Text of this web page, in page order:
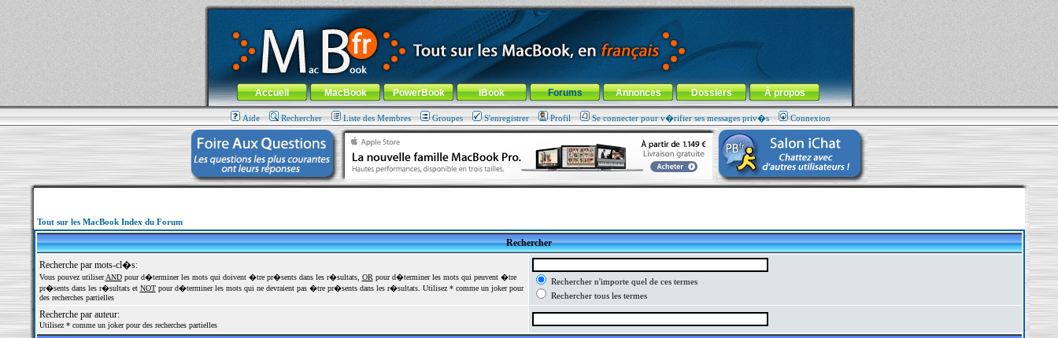
MacBook-fr.com : 100% Apple... 100% nomade !
Aller au contenu-Aller au menu général-Aller au menu de la rubrique
Menu général
Accueil MacBook PowerBook iBook Forums Annonces Dossiers À propos
Aide Rechercher Liste des Membres Groupes S'enregistrer Profil Se connecter pour v�rifier ses messages priv�s Connexion
Tout sur les MacBook Index du Forum
Rechercher
Recherche par mots-cl�s:
Vous pouvez utiliserANDpour d�terminer les mots qui doivent �tre pr�sents dans les r�sultats, OR pour d�terminer les mots qui peuvent �tre
pr�sents dans les r�sultats et NOTpour d�terminer les mots qui ne devraient pas �tre pr�sents dans les r�sultats. Utilisez * comme un joker pour
des recherches partielles
Rechercher n'importe quel de ces termes
Rechercher tous les termes
Recherche par auteur:
Utilisez * comme un joker pour des recherches partielles